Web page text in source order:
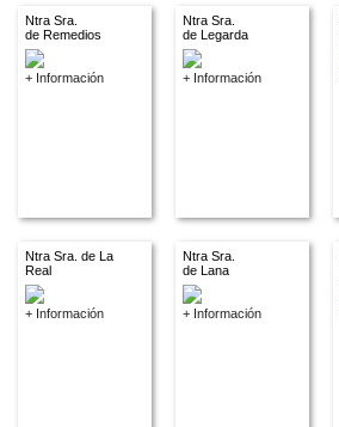
Ntra Sra.
de Remedios
+ Información
Ntra Sra.
de Legarda
+ Información
Ntra Sra. de La
Real
+ Información
Ntra Sra.
de Lana
+ Información